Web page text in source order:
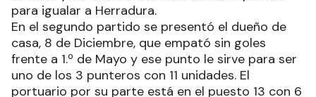
para igualar a Herradura.
En el segundo partido se presentó el dueño de
casa, 8 de Diciembre, que empató sin goles
frente a 1.º de Mayo y ese punto le sirve para ser
uno de los 3 punteros con 11 unidades. El
portuario por su parte está en el puesto 13 con 6